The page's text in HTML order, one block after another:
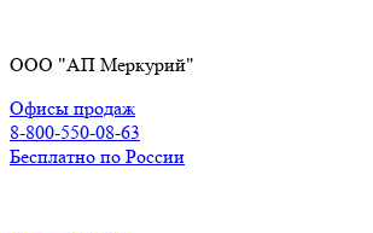
содержимому
ООО "АП Меркурий"
Офисы продаж
8-800-550-08-63
Бесплатно по России